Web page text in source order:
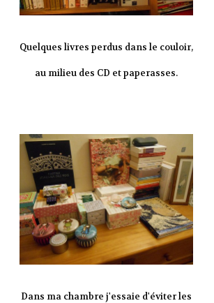
Quelques livres perdus dans le couloir,
au milieu des CD et paperasses.
Dans ma chambre j'essaie d'éviter les